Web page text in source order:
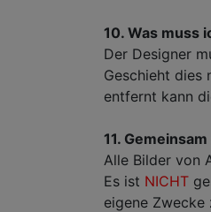
10. Was muss
Der Designer
Geschieht dies
entfernt kann
11.
Alle Bilder von
Es ist NICHT
eigene